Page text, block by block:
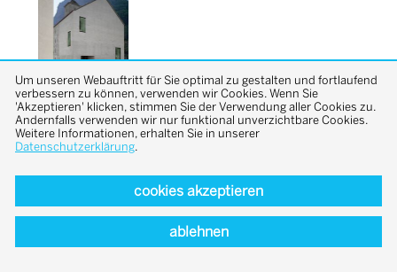
back to top
Um unseren Webauftritt für Sie optimal zu gestalten und fortlaufend
verbessern zu können, verwenden wir Cookies. Wenn Sie
'Akzeptieren' klicken, stimmen Sie der Verwendung aller Cookies zu.
Andernfalls verwenden wir nur funktional unverzichtbare Cookies.
Weitere Informationen, erhalten Sie in unserer
Datenschutzerklärung.
cookies akzeptieren
ablehnen